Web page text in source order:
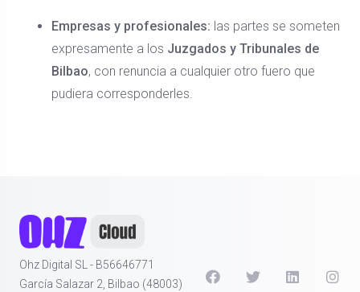
Empresas y profesionales: las partes se someten
expresamente a los Juzgados y Tribunales de
Bilbao, con renuncia a cualquier otro fuero que
pudiera corresponderles.
Ohz Digital SL - B56646771
García Salazar 2, Bilbao (48003)